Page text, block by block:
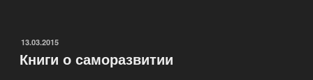
личностному
ОПУБЛИКОВАНО
13.03.2015
Книги о саморазвитии